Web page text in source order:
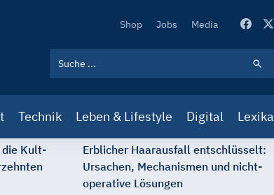
Secondary
Shop Jobs Media
Technik Leben & Lifestyle Digital Lexika
die Kult-
Erblicher Haarausfall entschlüsselt:
Ursachen, Mechanismen und nicht-
operative Lösungen